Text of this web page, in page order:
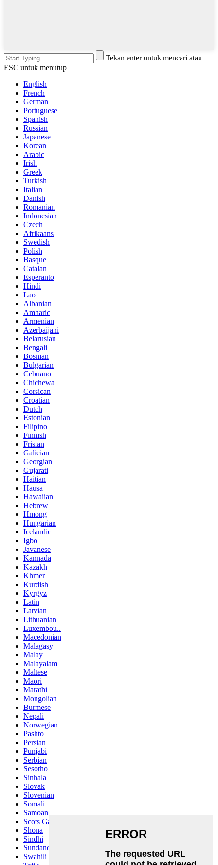
Tekan enter untuk mencari atau
ESC untuk menutup
English
French
German
Portuguese
Spanish
Russian
Japanese
Korean
Arabic
Irish
Greek
Turkish
Italian
Danish
Romanian
Indonesian
Czech
Afrikaans
Swedish
Polish
Basque
Catalan
Esperanto
Hindi
Lao
Albanian
Amharic
Armenian
Azerbaijani
Belarusian
Bengali
Bosnian
Bulgarian
Cebuano
Chichewa
Corsican
Croatian
Dutch
Estonian
Filipino
Finnish
Frisian
Galician
Georgian
Gujarati
Haitian
Hausa
Hawaiian
Hebrew
Hmong
Hungarian
Icelandic
Igbo
Javanese
Kannada
Kazakh
Khmer
Kurdish
Kyrgyz
Latin
Latvian
Lithuanian
Luxembou..
Macedonian
Malagasy
Malay
Malayalam
Maltese
Maori
Marathi
Mongolian
Burmese
Nepali
Norwegian
Pashto
Persian
Punjabi
Serbian
Sesotho
Sinhala
Slovak
Slovenian
Somali
Samoan
Scots Gaelic
Shona
Sindhi
Sundanese
Swahili